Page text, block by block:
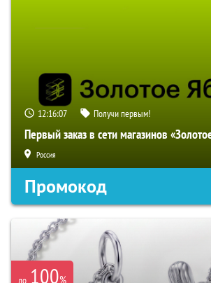
12:16:06 Получи первым!
Первый заказ в сети магазинов
Россия
Промокод
до 100%